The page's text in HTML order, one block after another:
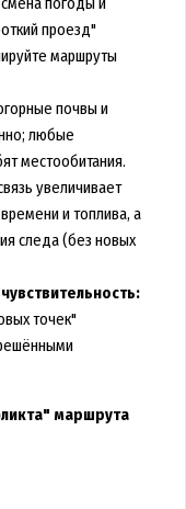
проезд"
маршруты
почвы и
любые
местообитания.
увеличивает
и топлива, а
следа (без новых
точек"
маршрута